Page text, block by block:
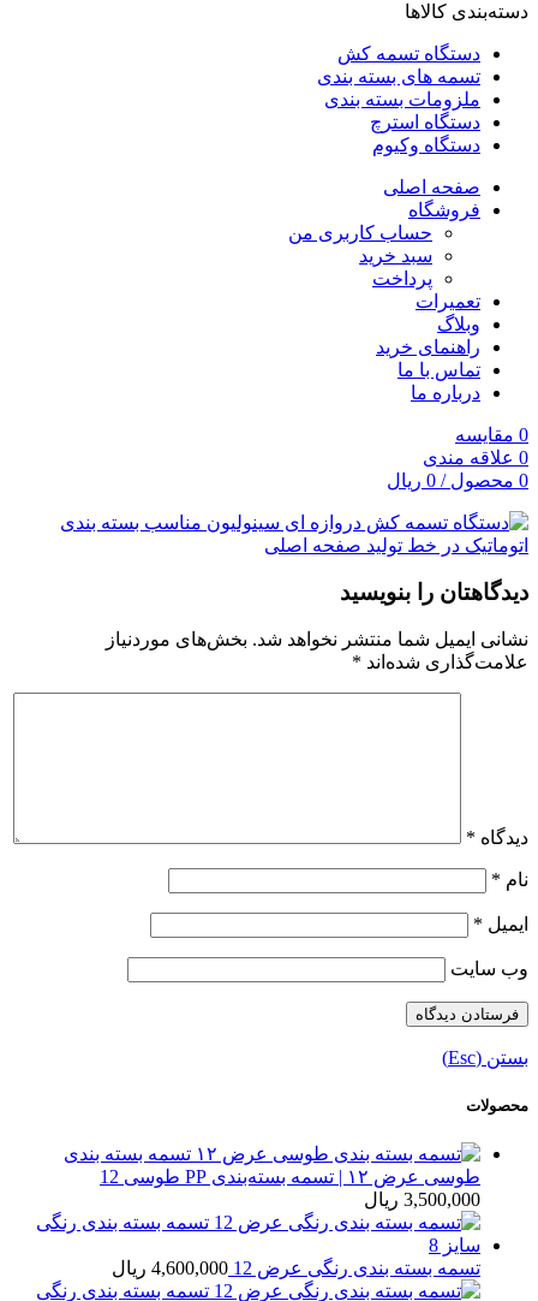
دسته‌بندی کالاها
دستگاه تسمه کش
تسمه های بسته بندی
ملزومات بسته بندی
دستگاه استرچ
دستگاه وکیوم
صفحه اصلی
فروشگاه
حساب کاربری من
سبد خرید
پرداخت
تعمیرات
وبلاگ
راهنمای خرید
تماس با ما
درباره ما
0 مقایسه
0 علاقه مندی
0 محصول /
0 ریال
دیدگاهتان را بنویسید
نشانی ایمیل شما منتشر نخواهد شد. بخش‌های موردنیاز
علامت‌گذاری شده‌اند *
دیدگاه *
نام *
ایمیل *
وب‌ سایت
بستن (Esc)
محصولات
تسمه بسته بندی
طوسی عرض ۱۲ | تسمه بسته‌بندی PP طوسی 12
3,500,000 ریال
تسمه بسته بندی رنگی عرض 12 4,600,000 ریال